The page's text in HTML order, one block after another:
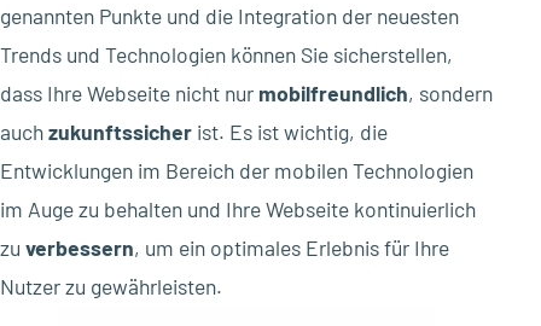
genannten Punkte und die Integration der neuesten
Trends und Technologien können Sie sicherstellen,
dass Ihre Webseite nicht nur mobilfreundlich, sondern
auchzukunftssicher ist. Es ist wichtig, die
Entwicklungen im Bereich der mobilen Technologien
im Auge zu behalten und Ihre Webseite kontinuierlich
zu verbessern, um ein optimales Erlebnis für Ihre
Nutzer zu gewährleisten.